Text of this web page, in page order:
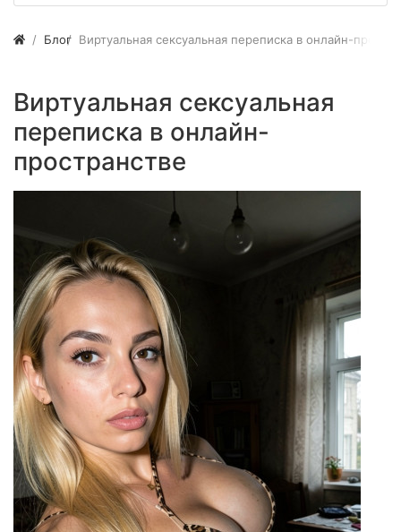
Блог Виртуальная сексуальная переписка в онлайн-
Виртуальная сексуальная
переписка в онлайн-
пространстве